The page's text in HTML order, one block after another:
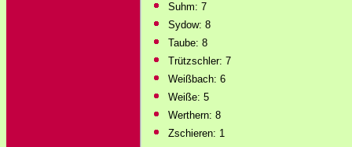
Suhm: 7
Sydow: 8
Taube: 8
Trützschler: 7
Weißbach: 6
Weiße: 5
Werthern: 8
Zschieren: 1